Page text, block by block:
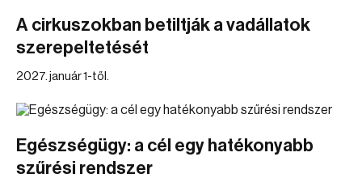
A cirkuszokban betiltják a vadállatok
szerepeltetését
2027. január 1-től.
Egészségügy: a cél egy hatékonyabb
szűrési rendszer